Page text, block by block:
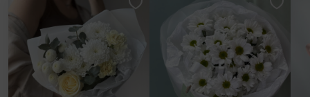
Добавить в избранное